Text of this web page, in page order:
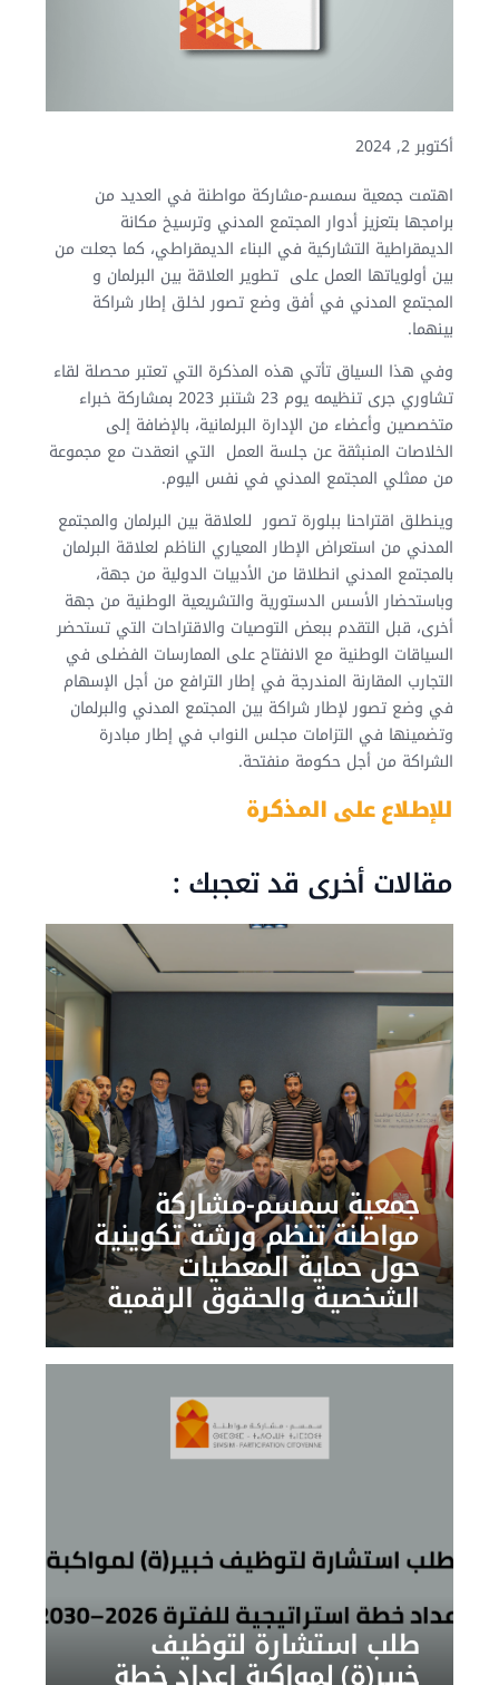
أكتوبر 2, 2024
اهتمت جمعية سمسم-مشاركة مواطنة في العديد من
برامجها بتعزيز أدوار المجتمع المدني وترسيخ مكانة
الديمقراطية التشاركية في البناء الديمقراطي، كما جعلت من
بين أولوياتها العمل على تطوير العلاقة بين البرلمان و
المجتمع المدني في أفق وضع تصور لخلق إطار شراكة
بينهما.
وفي هذا السياق تأتي هذه المذكرة التي تعتبر محصلة لقاء
تشاوري جرى تنظيمه يوم 23 شتنبر 2023 بمشاركة خبراء
متخصصين وأعضاء من الإدارة البرلمانية، بالإضافة إلى
الخلاصات المنبثقة عن جلسة العمل التي انعقدت مع مجموعة
من ممثلي المجتمع المدني في نفس اليوم.
وينطلق اقتراحنا ببلورة تصور للعلاقة بين البرلمان والمجتمع
المدني من استعراض الإطار المعياري الناظم لعلاقة البرلمان
بالمجتمع المدني انطلاقا من الأدبيات الدولية من جهة،
وباستحضار الأسس الدستورية والتشريعية الوطنية من جهة
أخرى، قبل التقدم ببعض التوصيات والاقتراحات التي تستحضر
السياقات الوطنية مع الانفتاح على الممارسات الفضلى في
التجارب المقارنة المندرجة في إطار الترافع من أجل الإسهام
في وضع تصور لإطار شراكة بين المجتمع المدني والبرلمان
وتضمينها في التزامات مجلس النواب في إطار مبادرة
الشراكة من أجل حكومة منفتحة.
للإطلاع على المذكرة
مقالات أخرى قد تعجبك :
جمعية سمسم-مشاركة
مواطنة تنظم ورشة تكوينية
حول حماية المعطيات
الشخصية والحقوق الرقمية
طلب استشارة لتوظيف